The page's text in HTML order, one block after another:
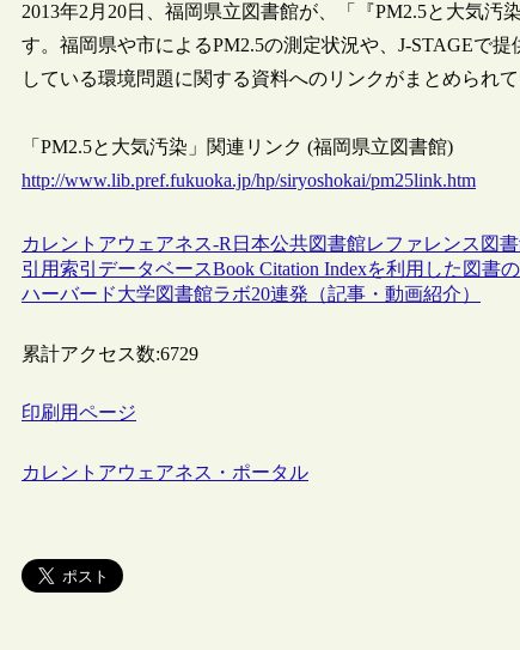
2013年2月20日、福岡県立図書館が、「『PM2.5と大気
す。福岡県や市によるPM2.5の測定状況や、J-STAGEで
している環境問題に関する資料へのリンクがまとめられて
「PM2.5と大気汚染」関連リンク (福岡県立図書館)
http://www.lib.pref.fukuoka.jp/hp/siryoshokai/pm25link.htm
カレントアウェアネス-R 日本公共図書館レファレンス 図
引用索引データベースBook Citation Indexを利用した図書
ハーバード大学図書館ラボ20連発（記事・動画紹介）
累計アクセス数:6729
印刷用ページ
カレントアウェアネス・ポータル